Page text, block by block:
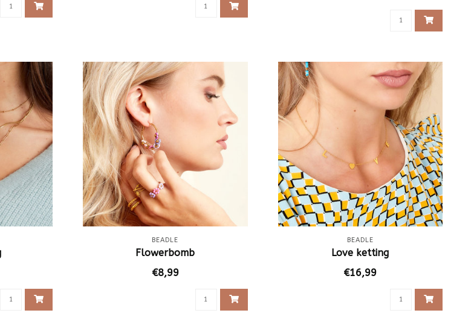
BEADLE
Flowerbomb
€8,99
BEADLE
Love ketting
€16,99